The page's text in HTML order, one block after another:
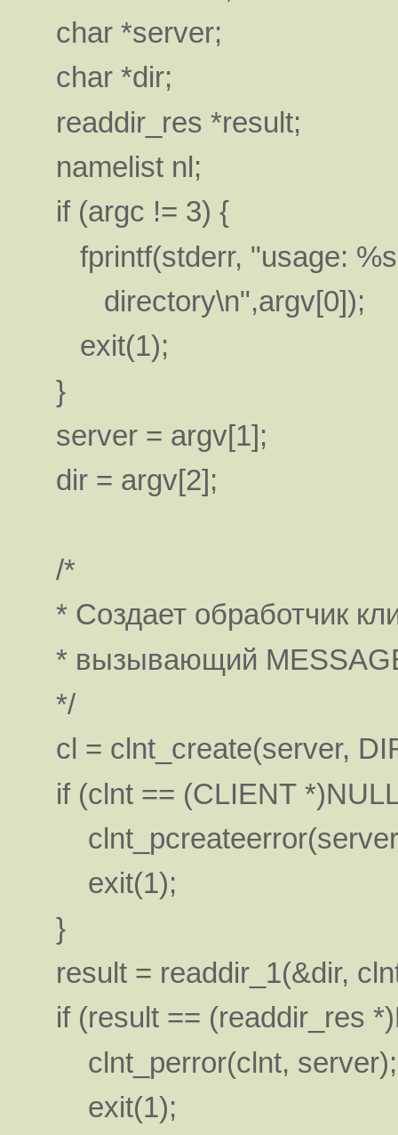
char *server;
char *dir;
readdir_res *result;
namelist nl;
if (argc != 3) {
fprintf(stderr, "usage:
directory\n",argv[0]);
exit(1);
}
server = argv[1];
dir = argv[2];
/*
* Создает обработчик
* вызывающий
*/
cl = clnt_create(server,
if (clnt == (CLIENT
exit(1);
}
result = readdir_1(&dir,
if (result == (readdir_res
clnt_perror(clnt, server);
exit(1);